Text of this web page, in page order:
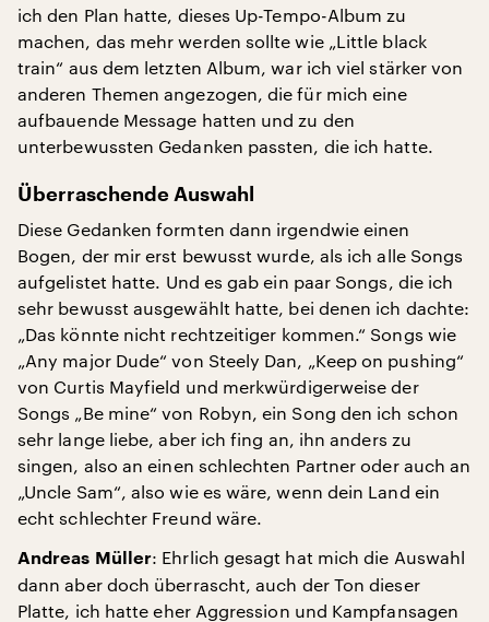
ich den Plan hatte, dieses Up-Tempo-Album zu
machen, das mehr werden sollte wie „Little black
train“ aus dem letzten Album, war ich viel stärker von
anderen Themen angezogen, die für mich eine
aufbauende Message hatten und zu den
unterbewussten Gedanken passten, die ich hatte.
Überraschende Auswahl
Diese Gedanken formten dann irgendwie einen
Bogen, der mir erst bewusst wurde, als ich alle Songs
aufgelistet hatte. Und es gab ein paar Songs, die ich
sehr bewusst ausgewählt hatte, bei denen ich dachte:
„Das könnte nicht rechtzeitiger kommen.“ Songs wie
„Any major Dude“ von Steely Dan, „Keep on pushing“
von Curtis Mayfield und merkwürdigerweise der
Songs „Be mine“ von Robyn, ein Song den ich schon
sehr lange liebe, aber ich fing an, ihn anders zu
singen, also an einen schlechten Partner oder auch an
„Uncle Sam“, also wie es wäre, wenn dein Land ein
echt schlechter Freund wäre.
Andreas Müller: Ehrlich gesagt hat mich die Auswahl
dann aber doch überrascht, auch der Ton dieser
Platte, ich hatte eher Aggression und Kampfansagen